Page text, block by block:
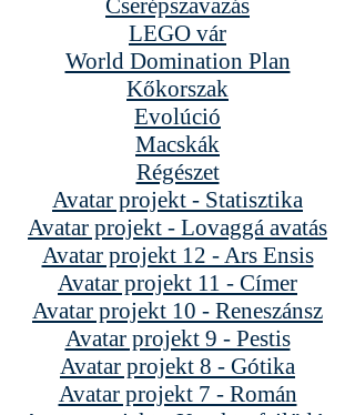
Cserépszavazás
LEGO vár
World Domination Plan
Kőkorszak
Evolúció
Macskák
Régészet
Avatar projekt - Statisztika
Avatar projekt - Lovaggá avatás
Avatar projekt 12 - Ars Ensis
Avatar projekt 11 - Címer
Avatar projekt 10 - Reneszánsz
Avatar projekt 9 - Pestis
Avatar projekt 8 - Gótika
Avatar projekt 7 - Román